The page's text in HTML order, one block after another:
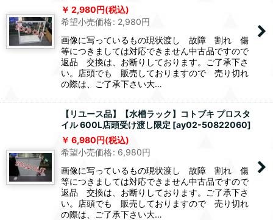
2,980円(税込)
希望小売価格: 2,980円
画像に写っているもの現状渡し 故障 割れ 傷
等につきましては対応できません中古品ですので
返品 交換は、お断りしております。ご了承下さ
い。店頭でも 販売しておりますので 売り切れ
の際は、ご了承下さい大…
【リユース品】【水槽ラック】コトブキ プロスタ
イル 600L店頭受け渡し限定 [ay02-50822060]
6,980円(税込)
希望小売価格: 6,980円
画像に写っているもの現状渡し 故障 割れ 傷
等につきましては対応できません中古品ですので
返品 交換は、お断りしております。ご了承下さ
い。店頭でも 販売しておりますので 売り切れ
の際は、ご了承下さい大…